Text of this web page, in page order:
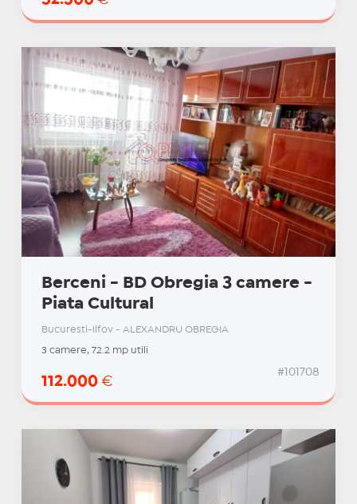
Berceni - BD Obregia 3 camere -
Piata Cultural
Bucuresti-Ilfov - ALEXANDRU OBREGIA
3 camere, 72.2 mp utili
112.000 €
#101708